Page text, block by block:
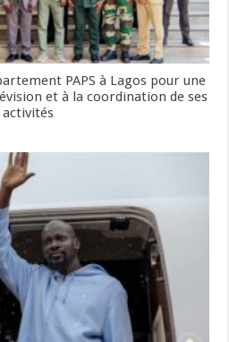
PAPS à Lagos pour une
et à la coordination de ses
activités